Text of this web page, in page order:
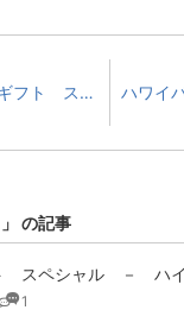
ホリデイ ギフト スペシャル － ハイアット リージェンシー マウイ リゾート ＆ スパ
」 の記事
1